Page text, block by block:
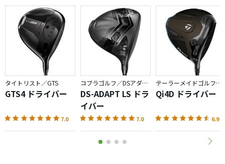
タイトリスト／GTS
GTS4 ドライバー
7.0
コブラゴルフ／DSアダプト
DS-ADAPT LS ドラ
イバー
7.0
テーラーメイドゴルフ／Qi4D
Qi4D ドライバー
6.9